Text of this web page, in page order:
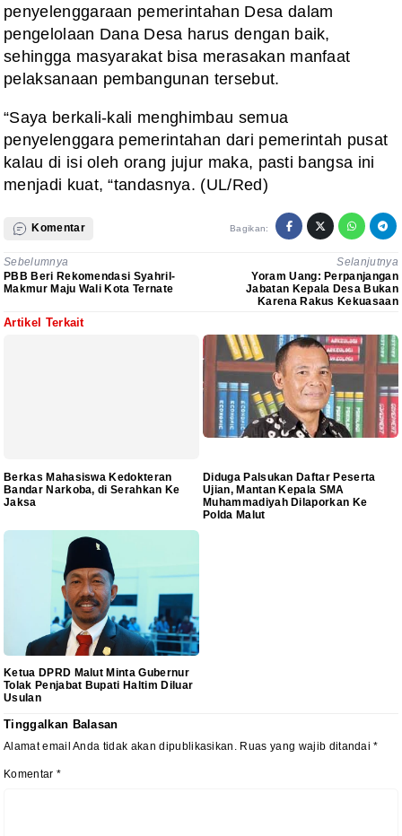
penyelenggaraan pemerintahan Desa dalam
pengelolaan Dana Desa harus dengan baik,
sehingga masyarakat bisa merasakan manfaat
pelaksanaan pembangunan tersebut.
“Saya berkali-kali menghimbau semua
penyelenggara pemerintahan dari pemerintah pusat
kalau di isi oleh orang jujur maka, pasti bangsa ini
menjadi kuat, “tandasnya. (UL/Red)
Komentar Bagikan:
Sebelumnya
PBB Beri Rekomendasi Syahril-
Makmur Maju Wali Kota Ternate
Selanjutnya
Yoram Uang: Perpanjangan
Jabatan Kepala Desa Bukan
Karena Rakus Kekuasaan
Artikel Terkait
Berkas Mahasiswa Kedokteran
Bandar Narkoba, di Serahkan Ke
Jaksa
Diduga Palsukan Daftar Peserta
Ujian, Mantan Kepala SMA
Muhammadiyah Dilaporkan Ke
Polda Malut
Ketua DPRD Malut Minta Gubernur
Tolak Penjabat Bupati Haltim Diluar
Usulan
Tinggalkan Balasan
Alamat email Anda tidak akan dipublikasikan. Ruas yang wajib ditandai*
Komentar *